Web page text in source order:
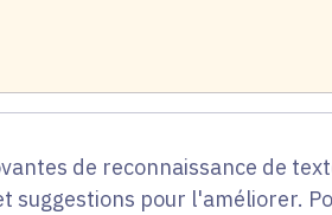
de reconnaissance de
suggestions pour l'améliorer.